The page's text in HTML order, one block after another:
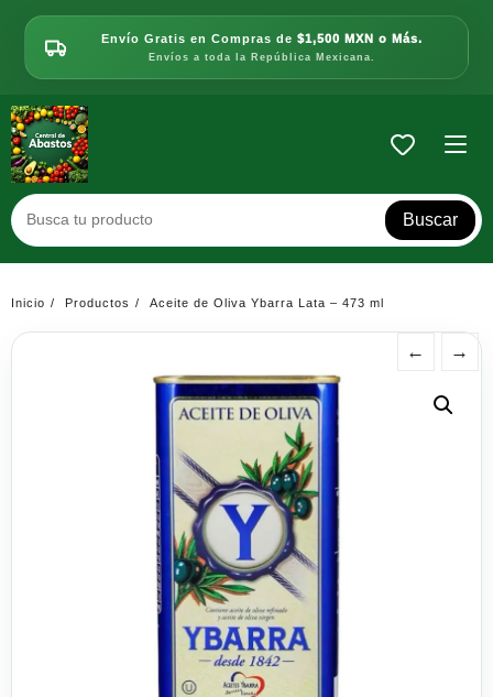
contenido
Envío Gratis en Compras de $1,500 MXN o Más.
Envíos a toda la República Mexicana.
Buscar
Inicio Productos Aceite de Oliva Ybarra Lata – 473 ml
← →